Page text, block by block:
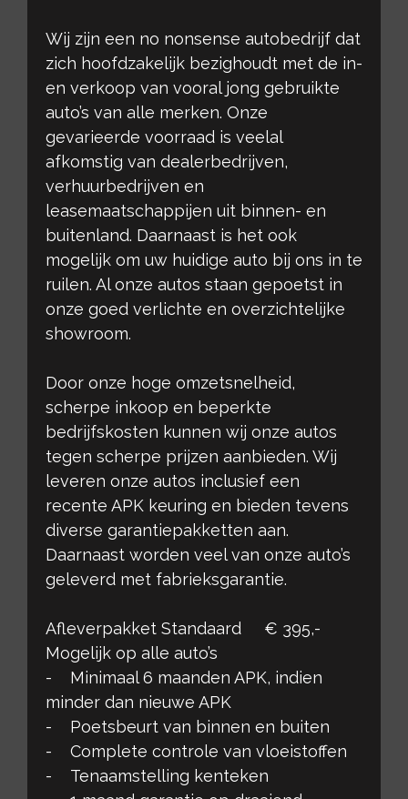
Wij zijn een no nonsense autobedrijf dat
zich hoofdzakelijk bezighoudt met de in-
en verkoop van vooral jong gebruikte
auto’s van alle merken. Onze
gevarieerde voorraad is veelal
afkomstig van dealerbedrijven,
verhuurbedrijven en
leasemaatschappijen uit binnen- en
buitenland. Daarnaast is het ook
mogelijk om uw huidige auto bij ons in te
ruilen. Al onze autos staan gepoetst in
onze goed verlichte en overzichtelijke
showroom.
Door onze hoge omzetsnelheid,
scherpe inkoop en beperkte
bedrijfskosten kunnen wij onze autos
tegen scherpe prijzen aanbieden. Wij
leveren onze autos inclusief een
recente APK keuring en bieden tevens
diverse garantiepakketten aan.
Daarnaast worden veel van onze auto’s
geleverd met fabrieksgarantie.
Afleverpakket Standaard € 395,-
Mogelijk op alle auto’s
- Minimaal 6 maanden APK, indien
minder dan nieuwe APK
- Poetsbeurt van binnen en buiten
- Complete controle van vloeistoffen
- Tenaamstelling kenteken